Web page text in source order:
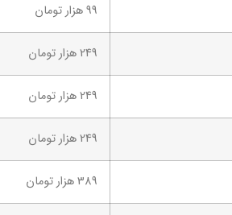
99 هزار تومان
249 هزار تومان
249 هزار تومان
249 هزار تومان
389 هزار تومان